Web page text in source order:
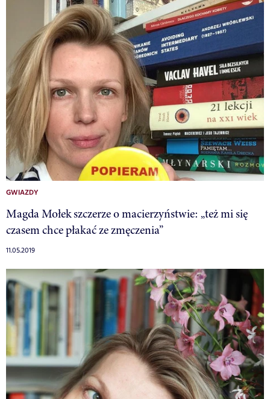
GWIAZDY
Magda Mołek szczerze o macierzyństwie: „też mi się
czasem chce płakać ze zmęczenia”
11.05.2019